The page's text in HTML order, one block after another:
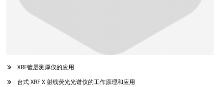
XRF镀层测厚仪的应用
台式 XRF X 射线荧光光谱仪的工作原理和应用